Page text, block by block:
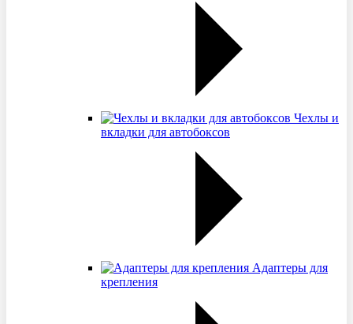
Чехлы и
вкладки для автобоксов
Адаптеры для
крепления